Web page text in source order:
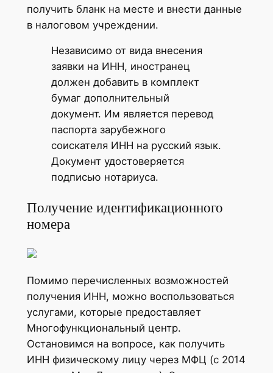
получить бланк на месте и внести данные
в налоговом учреждении.
Независимо от вида внесения
заявки на ИНН, иностранец
должен добавить в комплект
бумаг дополнительный
документ. Им является перевод
паспорта зарубежного
соискателя ИНН на русский язык.
Документ удостоверяется
подписью нотариуса.
Получение идентификационного
номера
Помимо перечисленных возможностей
получения ИНН, можно воспользоваться
услугами, которые предоставляет
Многофункциональный центр.
Остановимся на вопросе, как получить
ИНН физическому лицу через МФЦ (с 2014